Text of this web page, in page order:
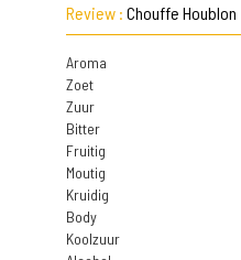
Review : Chouffe Houblon
Aroma
Zoet
Zuur
Bitter
Fruitig
Moutig
Kruidig
Body
Koolzuur